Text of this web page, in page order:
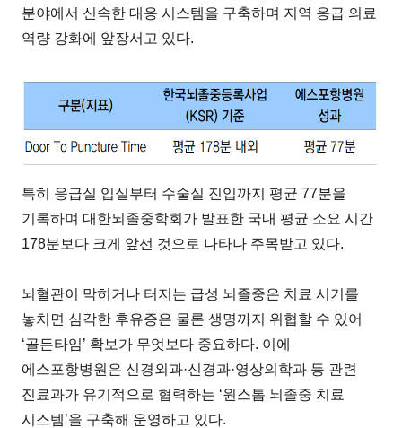
분야에서 신속한 대응 시스템을 구축하며 지역 응급 의료
역량 강화에 앞장서고 있다.
특히 응급실 입실부터 수술실 진입까지 평균 77분을
기록하며 대한뇌졸중학회가 발표한 국내 평균 소요 시간
178분보다 크게 앞선 것으로 나타나 주목받고 있다.
뇌혈관이 막히거나 터지는 급성 뇌졸중은 치료 시기를
놓치면 심각한 후유증은 물론 생명까지 위협할 수 있어
‘골든타임’ 확보가 무엇보다 중요하다. 이에
에스포항병원은 신경외과·신경과·영상의학과 등 관련
진료과가 유기적으로 협력하는 ‘원스톱 뇌졸중 치료
시스템’을 구축해 운영하고 있다.